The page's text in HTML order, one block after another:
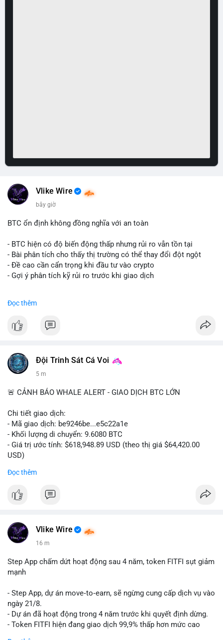
Vlike Wire
bây giờ
BTC ổn định không đồng nghĩa với an toàn
- BTC hiện có độ biến động thấp nhưng rủi ro vẫn tồn tại
- Bài phân tích cho thấy thị trường có thể thay đổi đột ngột
- Đề cao cần cẩn trọng khi đầu tư vào crypto
- Gợi ý phân tích kỹ rủi ro trước khi giao dịch
📰 Nguồn: CoinDesk
Đọc thêm
Đội Trinh Sát Cá Voi
5 m
🚨 CẢNH BÁO WHALE ALERT - GIAO DỊCH BTC LỚN
Chi tiết giao dịch:
- Mã giao dịch: be9246be...e5c22a1e
- Khối lượng di chuyển: 9.6080 BTC
- Giá trị ước tính: $618,948.89 USD (theo thị giá $64,420.00
USD)
Khối lượng 9.608 BTC, tương đương gần 619 nghìn USD, chưa
biến động có thể là bước khởi đầu cho chiến dịch gom hàng
hoặc tái phân bổ danh mục. Nếu giao dịch được xác nhận
giảm nguồn cung lưu thông. Ngược lại, nếu dòng tiền đổ về ví
sàn nóng, thị trường có thể đối mặt với áp lực chốt lời ngắn
Lời khuyên cho nhà đầu tư nhỏ lẻ: Theo dõi xác nhận của giao
dịch này. Nếu BTC tiếp tục bị rút khỏi sàn với tần suất tăng, đó
là tín hiệu tích cực cho xu hướng tăng giá. Hạn chế hành động
Đọc thêm
Vlike Wire
16 m
Step App chấm dứt hoạt động sau 4 năm, token FITFI sụt giảm
mạnh
- Step App, dự án move‑to‑earn, sẽ ngừng cung cấp dịch vụ vào
ngày 21/8.
- Dự án đã hoạt động trong 4 năm trước khi quyết định dừng.
- Token FITFI hiện đang giao dịch 99,9% thấp hơn mức cao